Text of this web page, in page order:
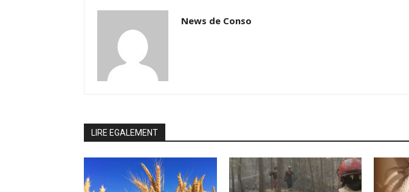
News de Conso
LIRE EGALEMENT